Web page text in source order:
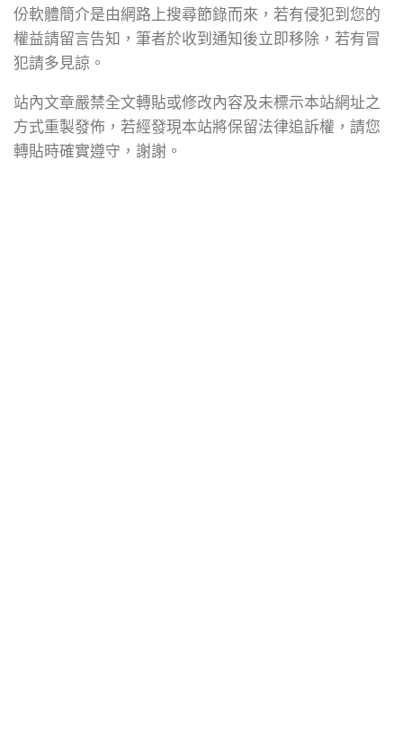
份軟體簡介是由網路上搜尋節錄而來，若有侵犯到您的
權益請留言告知，筆者於收到通知後立即移除，若有冒
犯請多見諒。
站內文章嚴禁全文轉貼或修改內容及未標示本站網址之
方式重製發佈，若經發現本站將保留法律追訴權，請您
轉貼時確實遵守，謝謝。